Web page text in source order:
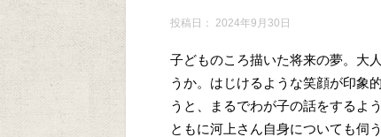
投稿日： 2024年9月30日
子どものころ描いた将来の夢。大
うか。はじけるような笑顔が印象
うと、まるでわが子の話をするよ
ともに河上さん自身についても伺